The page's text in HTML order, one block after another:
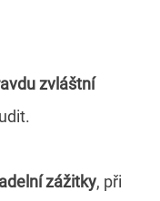
zvláštní
zážitky, při